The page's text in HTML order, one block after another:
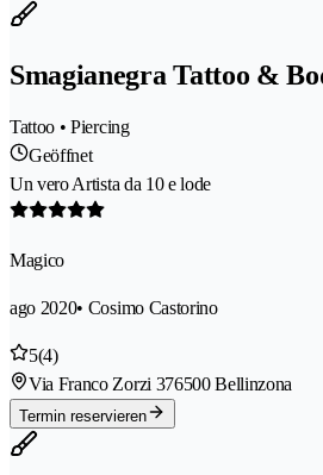
Smagianegra Tattoo &
Tattoo • Piercing
Geöffnet
Un vero Artista da 10 e lode
Magico
ago 2020• Cosimo Castorino
5(4)
Via Franco Zorzi 376500 Bellinzona
Termin reservieren